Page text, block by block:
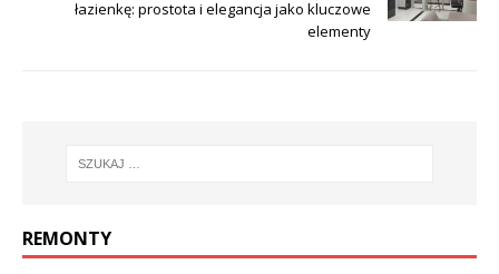
łazienkę: prostota i elegancja jako kluczowe
elementy
REMONTY